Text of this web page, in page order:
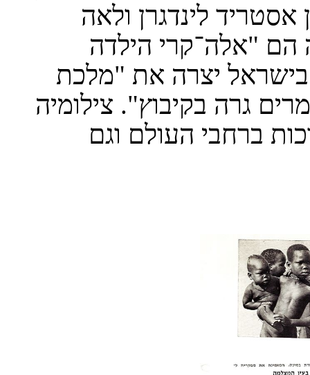
לינדגרן ולאה
הם "אלה­­־קרי הילדה
בישראל יצרה את "מלכת
גרה בקיבוץ". צילומיה
ברחבי העולם וגם